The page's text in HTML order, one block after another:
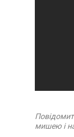
мишею і